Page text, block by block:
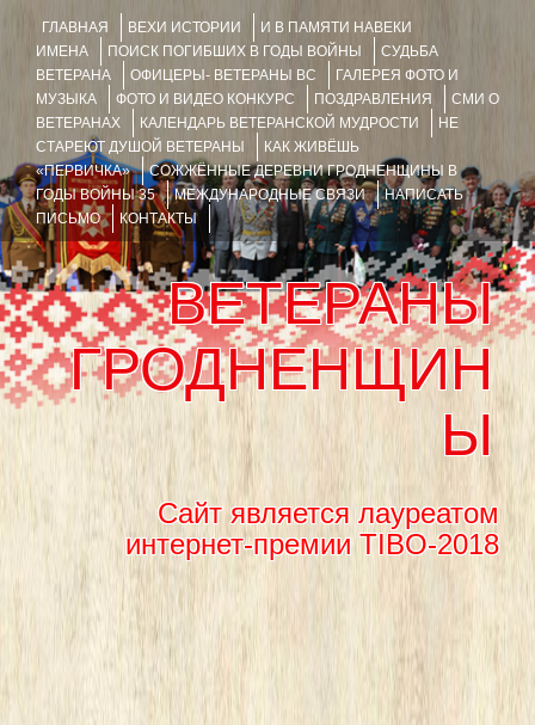
ГЛАВНАЯ ВЕХИ ИСТОРИИ
И В ПАМЯТИ НАВЕКИ
ИМЕНА
ПОИСК ПОГИБШИХ В ГОДЫ ВОЙНЫ
СУДЬБА
ВЕТЕРАНА
ОФИЦЕРЫ- ВЕТЕРАНЫ ВС
ГАЛЕРЕЯ ФОТО И
МУЗЫКА
ФОТО И ВИДЕО КОНКУРС ПОЗДРАВЛЕНИЯ
СМИ О
ВЕТЕРАНАХ
КАЛЕНДАРЬ ВЕТЕРАНСКОЙ МУДРОСТИ
НЕ
СТАРЕЮТ ДУШОЙ ВЕТЕРАНЫ
КАК ЖИВЁШЬ
«ПЕРВИЧКА»
СОЖЖЁННЫЕ ДЕРЕВНИ ГРОДНЕНЩИНЫ В
ГОДЫ ВОЙНЫ 35
МЕЖДУНАРОДНЫЕ СВЯЗИ
НАПИСАТЬ
ПИСЬМО
КОНТАКТЫ
ВЕТЕРАНЫ
ГРОДНЕНЩИН
Ы
Сайт является лауреатом
интернет-премии TIBO-2018